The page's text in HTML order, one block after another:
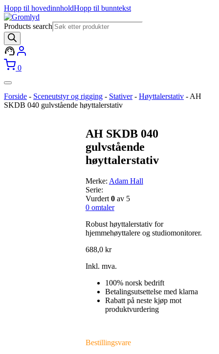
Hopp til hovedinnholdHopp til bunntekst
Products search
0
Forside - Sceneutstyr og rigging - Stativer- Høyttalerstativ - AH
SKDB 040 gulvstående høyttalerstativ
AH SKDB 040
gulvstående
høyttalerstativ
Merke: Adam Hall
Serie:
Vurdert 0av 5
0omtaler
Robust høyttalerstativ for
hjemmehøyttalere og studiomonitorer.
688,0 kr
Inkl. mva.
100% norsk bedrift
Betalingsutsettelse med klarna
Rabatt på neste kjøp mot
produktvurdering
Bestillingsvare